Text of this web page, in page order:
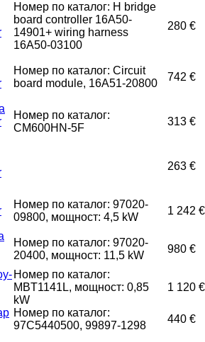
Номер по каталог: H bridge
board controller 16A50-
14901+ wiring harness
16A50-03100
280 €
Номер по каталог: Circuit
board module, 16A51-20800
742 €
Номер по каталог:
CM600HN-5F
313 €
263 €
Номер по каталог: 97020-
09800, мощност: 4,5 kW
1 242 €
Номер по каталог: 97020-
20400, мощност: 11,5 kW
980 €
Номер по каталог:
MBT1141L, мощност: 0,85
kW
1 120 €
Номер по каталог:
97C5440500, 99897-1298
440 €